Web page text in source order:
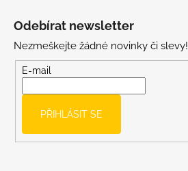
Odebírat newsletter
Nezmeškejte žádné novinky či slevy!
E-mail
PŘIHLÁSIT SE